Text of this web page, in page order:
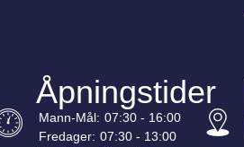
Åpningstider
Mann-Mål: 07:30 - 16:00
Fredager: 07:30 - 13:00